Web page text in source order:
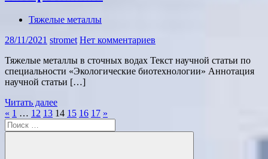
Тяжелые металлы
28/11/2021 stromet Нет комментариев
Тяжелые металлы в сточных водах Текст научной статьи по
специальности «Экологические биотехнологии» Аннотация
научной статьи […]
Читать далее
Пагинация
записей
« Предыдущие
записи
1 … 12 13 14 15 16 17 Следующие
»
Поиск
для: